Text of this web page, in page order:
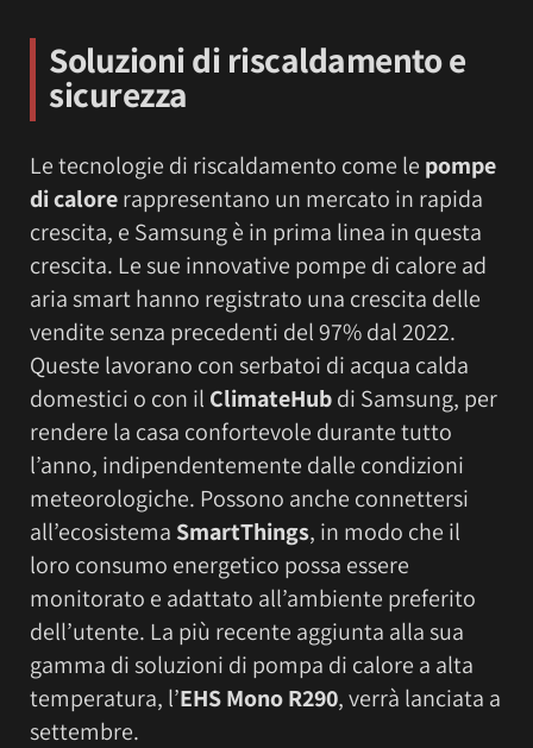
Soluzioni di riscaldamento e
sicurezza
Le tecnologie di riscaldamento come le pompe
di calorerappresentano un mercato in rapida
crescita, e Samsung è in prima linea in questa
crescita. Le sue innovative pompe di calore ad
aria smart hanno registrato una crescita delle
vendite senza precedenti del 97% dal 2022.
Queste lavorano con serbatoi di acqua calda
domestici o con il ClimateHubdi Samsung, per
rendere la casa confortevole durante tutto
l’anno, indipendentemente dalle condizioni
meteorologiche. Possono anche connettersi
all’ecosistema SmartThings, in modo che il
loro consumo energetico possa essere
monitorato e adattato all’ambiente preferito
dell’utente. La più recente aggiunta alla sua
gamma di soluzioni di pompa di calore a alta
temperatura, l’EHS Mono R290, verrà lanciata a
settembre.